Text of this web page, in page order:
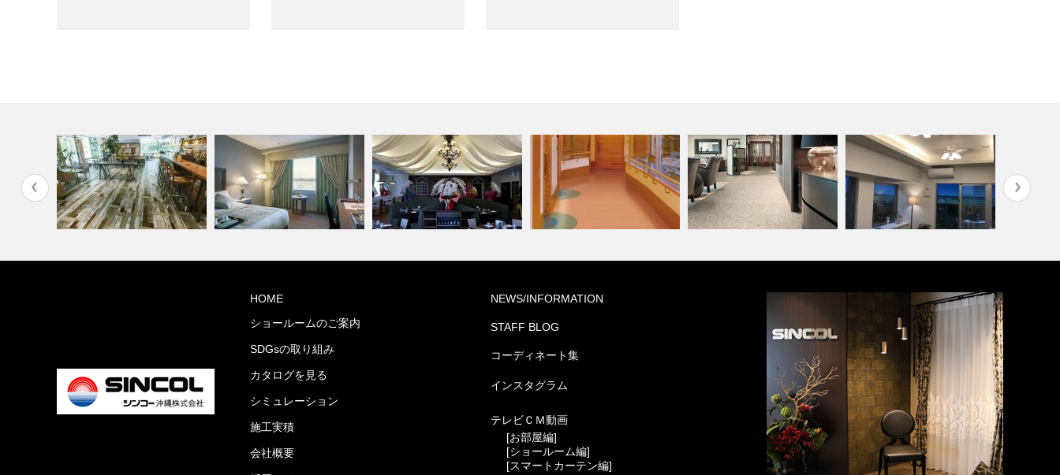
ホテル(コーディネート集)
ート集)
ランパーク …
HOME
ショールームのご案内
SDGsの取り組み
カタログを見る
シミュレーション
施工実積
会社概要
NEWS/INFORMATION
STAFF BLOG
コーディネート集
インスタグラム
テレビＣＭ動画
[お部屋編]
[ショールーム編]
[スマートカーテン編]